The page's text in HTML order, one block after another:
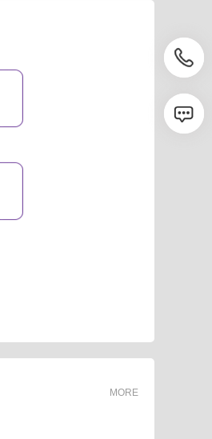
MORE